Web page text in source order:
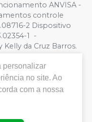
ANVISA -
controle
2 Dispositivo
1 -
da Cruz Barros.
e Segurança -
preços e condições
Em caso de
válido é o do
por atacado, por
atender compras
personalizar
no site. Ao
com a nossa